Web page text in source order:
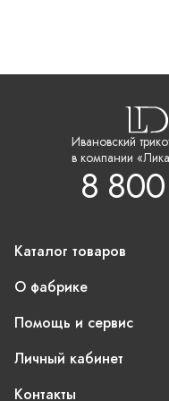
Ивановский
в компании
8
Каталог товаров
О фабрике
Помощь и сервис
Личный кабинет
Контакты